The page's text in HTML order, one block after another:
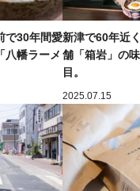
で30年間愛
八幡ラーメ
新津で60年近
舗「箱岩」の
目。
2025.07.15